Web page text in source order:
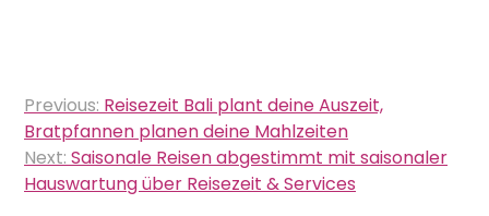
Post
navigation
Previous: Reisezeit Bali plant deine Auszeit,
Bratpfannen planen deine Mahlzeiten
Next: Saisonale Reisen abgestimmt mit saisonaler
Hauswartung über Reisezeit & Services